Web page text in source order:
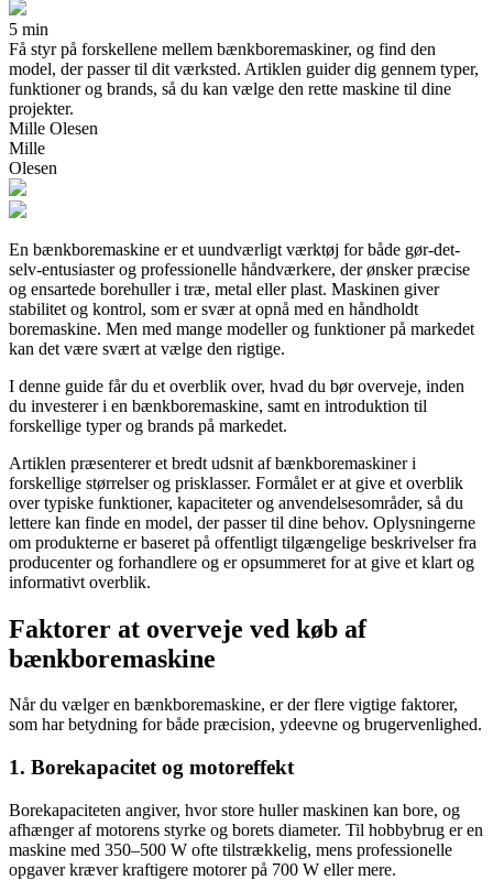
5 min
Få styr på forskellene mellem bænkboremaskiner, og find den
model, der passer til dit værksted. Artiklen guider dig gennem typer,
funktioner og brands, så du kan vælge den rette maskine til dine
projekter.
Mille Olesen
Mille
Olesen
En bænkboremaskine er et uundværligt værktøj for både gør-det-
selv-entusiaster og professionelle håndværkere, der ønsker præcise
og ensartede borehuller i træ, metal eller plast. Maskinen giver
stabilitet og kontrol, som er svær at opnå med en håndholdt
boremaskine. Men med mange modeller og funktioner på markedet
kan det være svært at vælge den rigtige.
I denne guide får du et overblik over, hvad du bør overveje, inden
du investerer i en bænkboremaskine, samt en introduktion til
forskellige typer og brands på markedet.
Artiklen præsenterer et bredt udsnit af bænkboremaskiner i
forskellige størrelser og prisklasser. Formålet er at give et overblik
over typiske funktioner, kapaciteter og anvendelsesområder, så du
lettere kan finde en model, der passer til dine behov. Oplysningerne
om produkterne er baseret på offentligt tilgængelige beskrivelser fra
producenter og forhandlere og er opsummeret for at give et klart og
informativt overblik.
Faktorer at overveje ved køb af
bænkboremaskine
Når du vælger en bænkboremaskine, er der flere vigtige faktorer,
som har betydning for både præcision, ydeevne og brugervenlighed.
1. Borekapacitet og motoreffekt
Borekapaciteten angiver, hvor store huller maskinen kan bore, og
afhænger af motorens styrke og borets diameter. Til hobbybrug er en
maskine med 350–500 W ofte tilstrækkelig, mens professionelle
opgaver kræver kraftigere motorer på 700 W eller mere.